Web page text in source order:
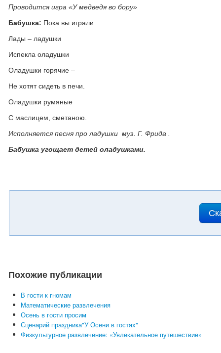
Проводится игра «У медведя во бору»
Бабушка: Пока вы играли
Лады – ладушки
Испекла оладушки
Оладушки горячие –
Не хотят сидеть в печи.
Оладушки румяные
С маслицем, сметаною.
Исполняется песня про ладушки муз. Г. Фрида .
Бабушка угощает детей оладушками.
Похожие публикации
В гости к гномам
Математические развлечения
Осень в гости просим
Сценарий праздника"У Осени в гостях"
Физкультурное развлечение: «Увлекательное путешествие»